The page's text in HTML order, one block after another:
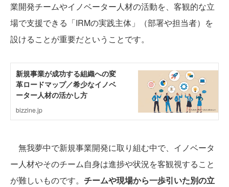
業開発チームやイノベーター人材の活動を、客観的な立
場で支援できる「IRMの実践主体」（部署や担当者）を
設けることが重要だということです。
無我夢中で新規事業開発に取り組む中で、イノベータ
ー人材やそのチーム自身は進捗や状況を客観視すること
が難しいものです。 チームや現場から一歩引いた別の立